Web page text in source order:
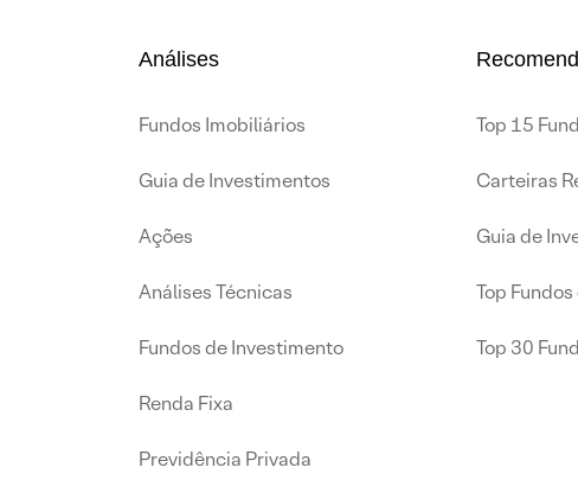
Análises
Fundos Imobiliários
Guia de Investimentos
Ações
Análises Técnicas
Fundos de Investimento
Renda Fixa
Previdência Privada
Top 15
Carteiras
Guia de
Top
Top 30